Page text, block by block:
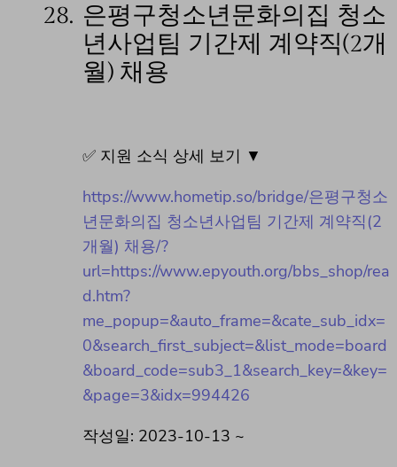
28. 은평구청소년문화의집 청소
년사업팀 기간제 계약직(2개
월) 채용
✅ 지원 소식 상세 보기 ▼
https://www.hometip.so/bridge/은평구청소
년문화의집 청소년사업팀 기간제 계약직(2
개월) 채용/?
url=https://www.epyouth.org/bbs_shop/rea
d.htm?
me_popup=&auto_frame=&cate_sub_idx=
0&search_first_subject=&list_mode=board
&board_code=sub3_1&search_key=&key=
&page=3&idx=994426
작성일: 2023-10-13 ~